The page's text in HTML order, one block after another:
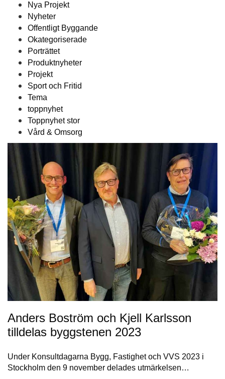
Nya Projekt
Nyheter
Offentligt Byggande
Okategoriserade
Porträttet
Produktnyheter
Projekt
Sport och Fritid
Tema
toppnyhet
Toppnyhet stor
Vård & Omsorg
Anders Boström och Kjell Karlsson
tilldelas byggstenen 2023
Under Konsultdagarna Bygg, Fastighet och VVS 2023 i
Stockholm den 9 november delades utmärkelsen…